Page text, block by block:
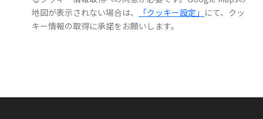
地図が表示されない場合は、
「クッキー設定」 にて、クッ
キー情報の取得に承諾をお願いします。